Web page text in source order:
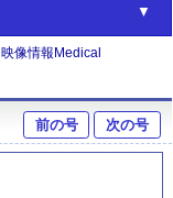
映像情報Medical
前の号 次の号